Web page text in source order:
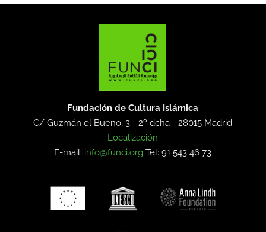
Fundación de Cultura Islámica
C/ Guzmán el Bueno, 3 - 2º dcha -28015 Madrid
Localización
E-mail: info@funci.org Tel: 91 543 46 73